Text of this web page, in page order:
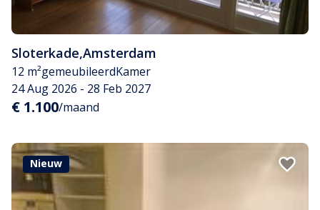
Sloterkade,Amsterdam
12 m²gemeubileerdKamer
24 Aug 2026 - 28 Feb 2027
€ 1.100/maand
Nieuw